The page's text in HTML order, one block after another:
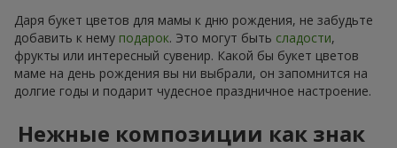
Даря букет цветов для мамы к дню рождения, не забудьте
добавить к нему подарок. Это могут быть сладости,
фрукты или интересный сувенир. Какой бы букет цветов
маме на день рождения вы ни выбрали, он запомнится на
долгие годы и подарит чудесное праздничное настроение.
Нежные композиции как знак